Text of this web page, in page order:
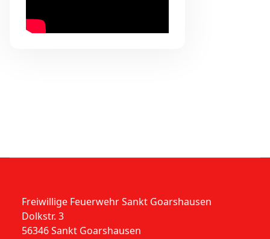
Freiwillige Feuerwehr Sankt Goarshausen
Dolkstr. 3
56346 Sankt Goarshausen